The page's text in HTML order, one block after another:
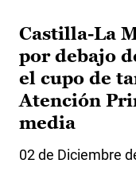
Castilla-La
por debajo
el cupo de
Atención
media
02 de Diciembre